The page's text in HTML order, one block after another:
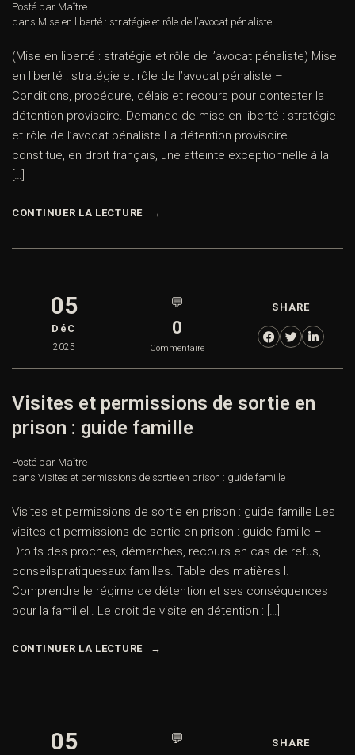
Posté par Maître
dans Mise en liberté : stratégie et rôle de l’avocat pénaliste
(Mise en liberté : stratégie et rôle de l’avocat pénaliste) Mise
en liberté : stratégie et rôle de l’avocat pénaliste –
Conditions, procédure, délais et recours pour contester la
détention provisoire. Demande de mise en liberté : stratégie
et rôle de l’avocat pénaliste La détention provisoire
constitue, en droit français, une atteinte exceptionnelle à la
[…]
CONTINUER LA LECTURE
05
DéC
2025
💬
0
Commentaire
SHARE
Visites et permissions de sortie en
prison : guide famille
Posté par Maître
dans Visites et permissions de sortie en prison : guide famille
Visites et permissions de sortie en prison : guide famille Les
visites et permissions de sortie en prison : guide famille –
Droits des proches, démarches, recours en cas de refus,
conseilspratiquesaux familles. Table des matières I.
Comprendre le régime de détention et ses conséquences
pour la familleII. Le droit de visite en détention : […]
CONTINUER LA LECTURE
05 💬 SHARE